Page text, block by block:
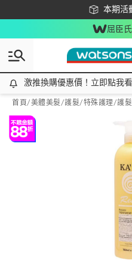
本期活
下載
屈臣
激推換購優惠價！立即點我看
激推換購優惠價！立即點我看
首頁/美體美髮/護髮/特殊護理/護